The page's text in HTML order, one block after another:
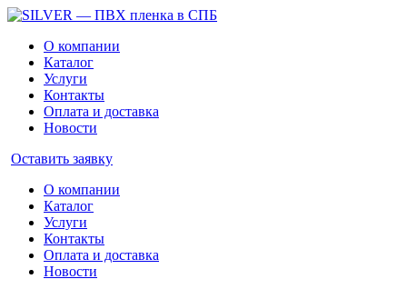
О компании
Каталог
Услуги
Контакты
Оплата и доставка
Новости
Оставить заявку
О компании
Каталог
Услуги
Контакты
Оплата и доставка
Новости